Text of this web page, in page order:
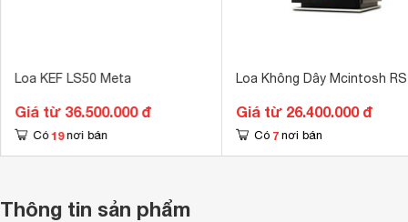
Loa KEF LS50 Meta
Giá từ 36.500.000 đ
Có 19 nơi bán
Loa Không Dây Mcintosh
Giá từ 26.400.000 đ
Có 7 nơi bán
Thông tin sản phẩm